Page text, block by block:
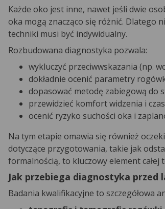
Każde oko jest inne, nawet jeśli dwie
oka mogą znacząco się różnić. Dlatego
techniki musi być indywidualny.
Rozbudowana diagnostyka pozwala:
wykluczyć przeciwwskazania (np.
dokładnie ocenić parametry
dopasować metodę zabiegową do
przewidzieć komfort widzenia i
ocenić ryzyko suchości oka i
Na tym etapie omawia się również
dotyczące przygotowania, takie jak
formalnością, to kluczowy element całej
Jak przebiega diagnostyka przed
Badania kwalifikacyjne to szczegółowa